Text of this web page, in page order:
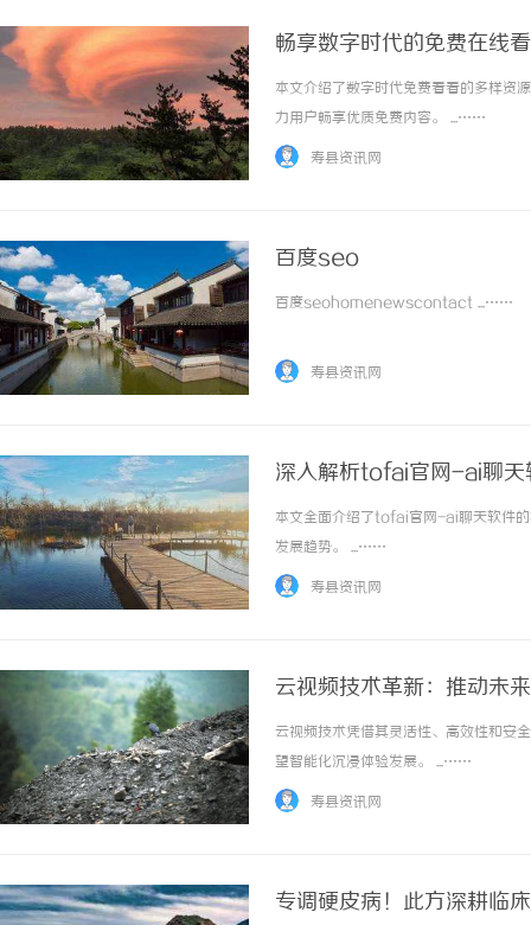
畅享数字时代的免费在线
本文介绍了数字时代免费看看的多样资
力用户畅享优质免费内容。 ...……
寿县资讯网
百度seo
百度seohomenewscontact ...……
寿县资讯网
深入解析tofai官网-ai聊天
本文全面介绍了tofai官网-ai聊天软件的
发展趋势。 ...……
寿县资讯网
云视频技术革新：推动未
云视频技术凭借其灵活性、高效性和安
望智能化沉浸体验发展。 ...……
寿县资讯网
专调硬皮病！此方深耕临